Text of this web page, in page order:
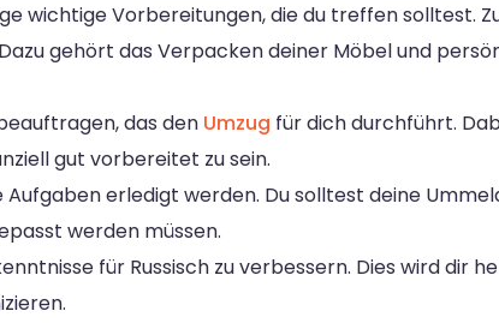
wichtige Vorbereitungen, die du treffen solltest.
gehört das Verpacken deiner Möbel und
das den Umzug für dich durchführt.
gut vorbereitet zu sein.
erledigt werden. Du solltest deine
werden müssen.
für Russisch zu verbessern. Dies wird dir